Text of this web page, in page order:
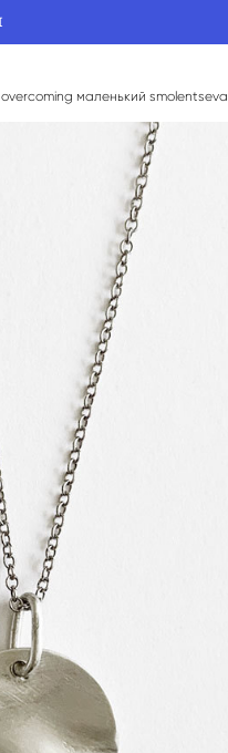
overcoming маленький smolentseva